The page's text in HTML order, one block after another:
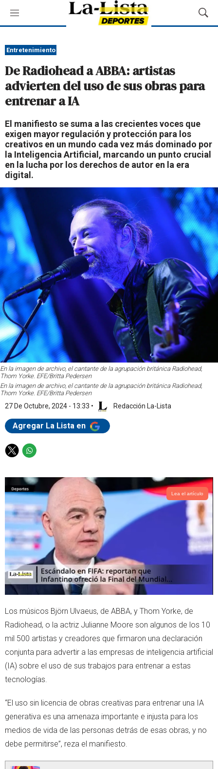
M
e
ú
M
o
B
e
d
a
Entretenimiento
De Radiohead a ABBA: artistas
advierten del uso de sus obras para
entrenar a IA
El manifiesto se suma a las crecientes voces que
exigen mayor regulación y protección para los
creativos en un mundo cada vez más dominado por
la Inteligencia Artificial, marcando un punto crucial
en la lucha por los derechos de autor en la era
digital.
En la imagen de archivo, el cantante de la agrupación británica Radiohead,
Thom Yorke. EFE/Britta Pedersen
En la imagen de archivo, el cantante de la agrupación británica Radiohead,
Thom Yorke. EFE/Britta Pedersen
27 De Octubre, 2024 - 13:33 • Redacción La-Lista
Agregar La Lista en
T
i
t
t
e
r
W
a
t
s
a
p
p
Lea el artículo
Los músicos Björn Ulvaeus, de ABBA, y Thom Yorke, de
Radiohead, o la actriz Julianne Moore son algunos de los 10
mil 500 artistas y creadores que firmaron una declaración
conjunta para advertir a las empresas de inteligencia artificial
(IA) sobre el uso de sus trabajos para entrenar a estas
tecnologías.
“El uso sin licencia de obras creativas para entrenar una IA
generativa es una amenaza importante e injusta para los
medios de vida de las personas detrás de esas obras, y no
debe permitirse”, reza el manifiesto.